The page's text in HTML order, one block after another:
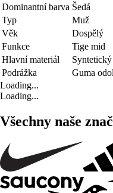
Dominantní barva Šedá
Typ
Muž
Věk
Dospělý
Funkce
Tige mid
Hlavní materiál
Podrážka
Guma
Loading...
Loading...
Všechny naše